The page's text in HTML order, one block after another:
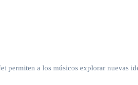
permiten a los músicos explorar nuevas